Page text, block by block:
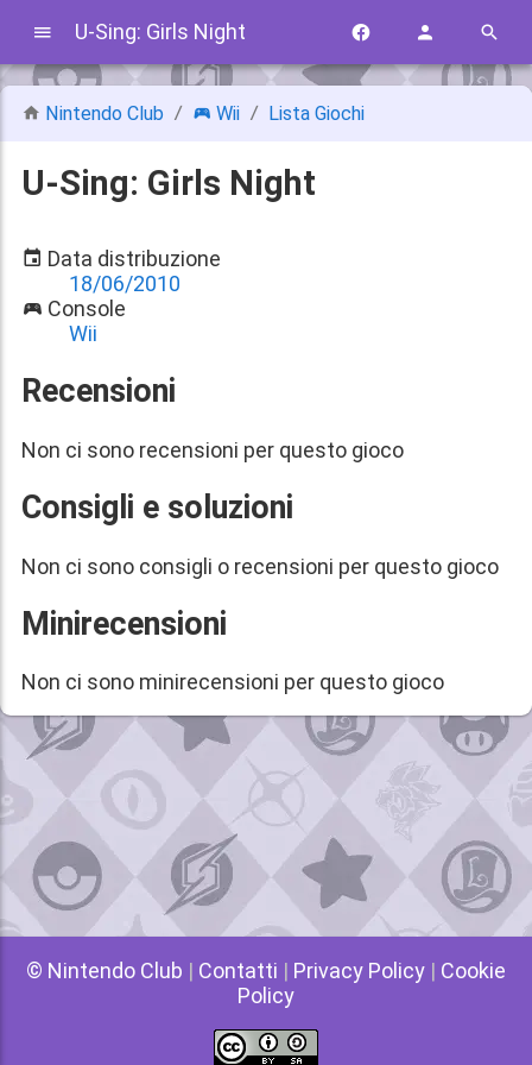
U-Sing: Girls Night
Nintendo Club Wii Lista Giochi
U-Sing: Girls Night
Data distribuzione
18/06/2010
Console
Wii
Recensioni
Non ci sono recensioni per questo gioco
Consigli e soluzioni
Non ci sono consigli o recensioni per questo gioco
Minirecensioni
Non ci sono minirecensioni per questo gioco
© Nintendo Club | Contatti | Privacy Policy | Cookie
Policy